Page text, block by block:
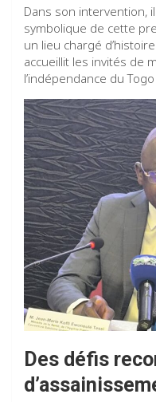
Dans son intervention,
symbolique de cette
un lieu chargé
accueillit les invités de
l’indépendance du
Des défis